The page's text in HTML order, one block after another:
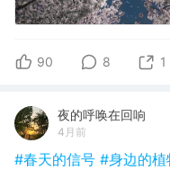
90 8 1
夜的呼唤在回响
4月前
#春天的信号 #身边的植